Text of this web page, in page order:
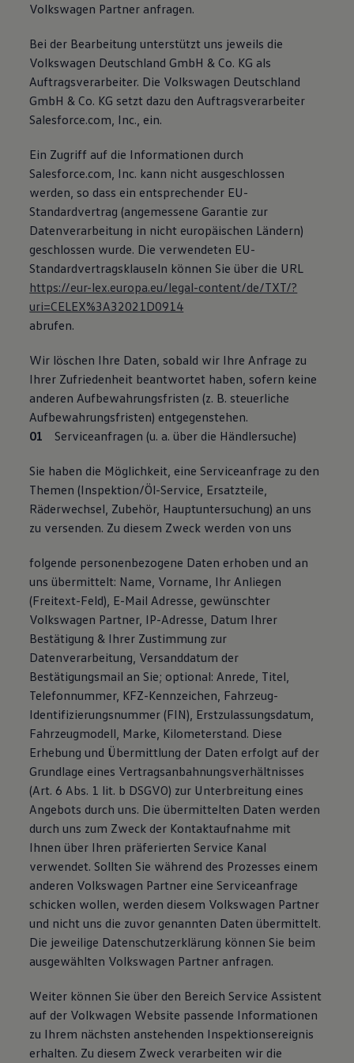
Bulli Magazin
Uptime
Volkswagen Partner anfragen.
Bei der Bearbeitung unterstützt uns jeweils die
Volkswagen Deutschland GmbH & Co. KG als
Auftragsverarbeiter. Die Volkswagen Deutschland
GmbH & Co. KG setzt dazu den Auftragsverarbeiter
Salesforce.com, Inc., ein.
Ein Zugriff auf die Informationen durch
Salesforce.com, Inc. kann nicht ausgeschlossen
werden, so dass ein entsprechender EU-
Standardvertrag (angemessene Garantie zur
Datenverarbeitung in nicht europäischen Ländern)
geschlossen wurde. Die verwendeten EU-
Standardvertragsklauseln können Sie über die URL
https://eur-lex.europa.eu/legal-content/de/TXT/?
uri=CELEX%3A32021D0914
abrufen.
Wir löschen Ihre Daten, sobald wir Ihre Anfrage zu
Ihrer Zufriedenheit beantwortet haben, sofern keine
anderen Aufbewahrungsfristen (z. B. steuerliche
Aufbewahrungsfristen) entgegenstehen.
Serviceanfragen (u. a. über die Händlersuche)
Sie haben die Möglichkeit, eine Serviceanfrage zu den
Themen (Inspektion/Öl-Service, Ersatzteile,
Räderwechsel, Zubehör, Hauptuntersuchung) an uns
zu versenden. Zu diesem Zweck werden von uns
folgende personenbezogene Daten erhoben und an
uns übermittelt: Name, Vorname, Ihr Anliegen
(Freitext-Feld), E-Mail Adresse, gewünschter
Volkswagen Partner, IP-Adresse, Datum Ihrer
Bestätigung & Ihrer Zustimmung zur
Datenverarbeitung, Versanddatum der
Bestätigungsmail an Sie; optional: Anrede, Titel,
Telefonnummer, KFZ-Kennzeichen, Fahrzeug-
Identifizierungsnummer (FIN), Erstzulassungsdatum,
Fahrzeugmodell, Marke, Kilometerstand. Diese
Erhebung und Übermittlung der Daten erfolgt auf der
Grundlage eines Vertragsanbahnungsverhältnisses
(Art. 6 Abs. 1 lit. b DSGVO) zur Unterbreitung eines
Angebots durch uns. Die übermittelten Daten werden
durch uns zum Zweck der Kontaktaufnahme mit
Ihnen über Ihren präferierten Service Kanal
verwendet. Sollten Sie während des Prozesses einem
anderen Volkswagen Partner eine Serviceanfrage
schicken wollen, werden diesem Volkswagen Partner
und nicht uns die zuvor genannten Daten übermittelt.
Die jeweilige Datenschutzerklärung können Sie beim
ausgewählten Volkswagen Partner anfragen.
Weiter können Sie über den Bereich Service Assistent
auf der Volkwagen Website passende Informationen
zu Ihrem nächsten anstehenden Inspektionsereignis
erhalten. Zu diesem Zweck verarbeiten wir die